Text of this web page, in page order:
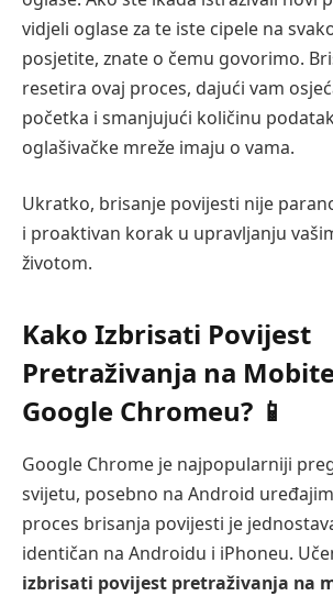
vidjeli oglase za te iste cipele na
posjetite, znate o čemu govorimo.
resetira ovaj proces, dajući vam
početka i smanjujući količinu
oglašivačke mreže imaju o vama.
Ukratko, brisanje povijesti nije
i proaktivan korak u upravljanju
životom.
Kako Izbrisati Povijest
Pretraživanja na
Google Chromeu? 📱
Google Chrome je najpopularniji
svijetu, posebno na Android
proces brisanja povijesti je
identičan na Androidu i iPhoneu.
izbrisati povijest pretraživanja na